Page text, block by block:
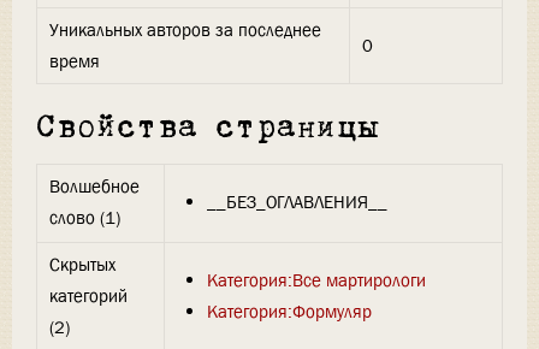
Уникальных авторов за последнее
время
0
Свойства страницы
Волшебное
слово (1)
__БЕЗ_ОГЛАВЛЕНИЯ__
Скрытых
категорий
(2)
Категория:Все мартирологи
Категория:Формуляр